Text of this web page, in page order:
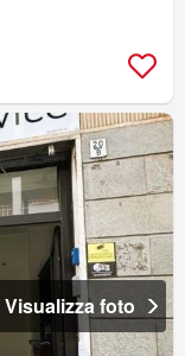
Visualizza foto